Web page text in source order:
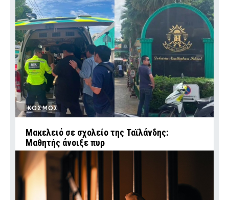
ΚΟΣΜΟΣ
Μακελειό σε σχολείο της Ταϊλάνδης:
Μαθητής άνοιξε πυρ